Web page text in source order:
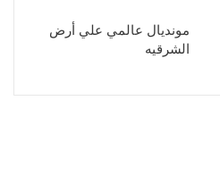
مونديال عالمي علي أرض
الشرقيه